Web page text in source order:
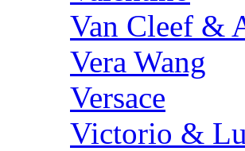
Van Cleef &
Vera Wang
Versace
Victorio &